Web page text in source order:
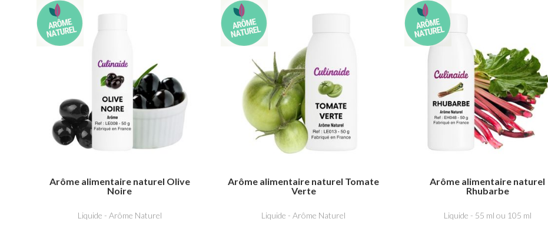
Arôme alimentaire naturel Olive
Noire
Liquide - Arôme Naturel
Arôme alimentaire naturel Tomate
Verte
Liquide - Arôme Naturel
Arôme alimentaire naturel
Rhubarbe
Liquide - 55 ml ou 105 ml